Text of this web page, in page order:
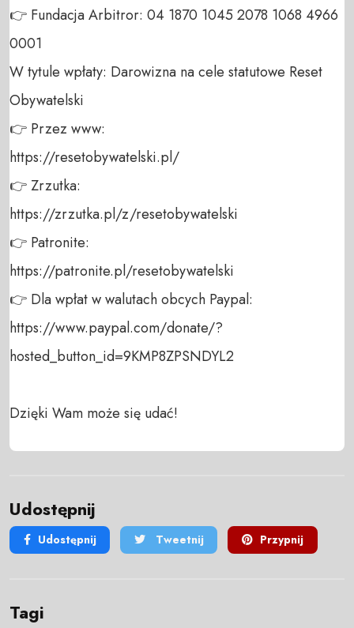
👉 Fundacja Arbitror: 04 1870 1045 2078 1068 4966
0001
W tytule wpłaty: Darowizna na cele statutowe Reset
Obywatelski
👉 Przez www:
https://resetobywatelski.pl/
👉 Zrzutka:
https://zrzutka.pl/z/resetobywatelski
👉 Patronite:
https://patronite.pl/resetobywatelski
👉 Dla wpłat w walutach obcych Paypal:
https://www.paypal.com/donate/?
hosted_button_id=9KMP8ZPSNDYL2
Dzięki Wam może się udać!
Udostępnij
Udostępnij Tweetnij Przypnij
Tagi